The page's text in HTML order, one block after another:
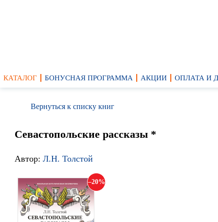
КАТАЛОГ БОНУСНАЯ ПРОГРАММА АКЦИИ ОПЛАТА И
Вернуться к списку книг
Севастопольские рассказы *
Автор: Л.Н. Толстой
20